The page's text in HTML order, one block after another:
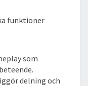
funktioner
som
delning och